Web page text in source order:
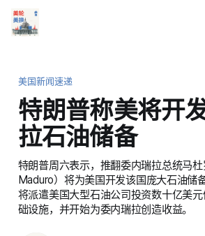
美国新闻速递
特朗普称美将开
拉石油储备
特朗普周六表示，推翻委内瑞拉总统马
Maduro）将为美国开发该国庞大石油储
将派遣美国大型石油公司投资数十亿美
础设施，并开始为委内瑞拉创造收益。